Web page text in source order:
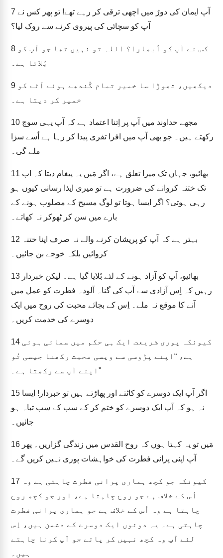
7
آپ کو سچائی کی پیروی کرنے سے روک لیا؟
8
بُلاتا ہے۔
9
خمیر کر دیتا ہے۔
10
رکھتے ہیں۔ جو بھی آپ میں افرا تفری پیدا کر رہا ہے اُسے سزا
ملے گی۔
11
تک ختنہ کروانے کی ضرورت ہے تو میری ایذا رسانی کیوں ہو
رہی ہوتی؟ اگر ایسا ہوتا تو لوگ مسیح کے مصلوب ہونے کے
بارے میں سن کر ٹھوکر نہ کھاتے۔
12
کروائیں بلکہ خوجے بن جائیں۔
13
رہیں کہ اِس آزادی سے آپ کی گناہ آلودہ فطرت کو عمل میں
آنے کا موقع نہ ملے۔ اِس کے بجائے محبت کی روح میں ایک
دوسرے کی خدمت کریں۔
14
ہے، “اپنے پڑوسی سے ویسی محبت رکھنا جیسی تُو
اپنے آپ سے رکھتا ہے۔"
15
نہ ہو کہ آپ ایک دوسرے کو ختم کر کے سب کے سب تباہ ہو
جائیں۔
16
آپ اپنی پرانی فطرت کی خواہشات پوری نہیں کریں گے۔
17
اُس کے خلاف ہے جو روح چاہتا ہے، اور جو کچھ روح
چاہتا ہے وہ اُس کے خلاف ہے جو ہماری پرانی فطرت
چاہتی ہے۔ یہ دونوں ایک دوسرے کے دشمن ہیں، اِس
لئے آپ وہ کچھ نہیں کر پاتے جو آپ کرنا چاہتے
ہیں۔